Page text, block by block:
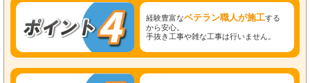
経験豊富なベテラン職人が施工する
から安心。
手抜き工事や雑な工事は行いません。